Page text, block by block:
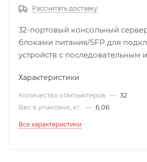
Рассчитать доставку
32-портовый консольный
блоками питания/SFP для
устройств с последовательным
Характеристики
Количество компьютеров — 32
Вес в упаковке, кг.
— 6,06
Все характеристики